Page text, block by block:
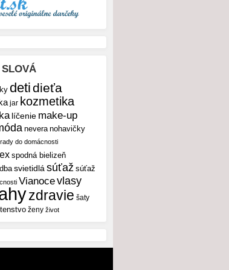
detidieťa
jar kozmetika
líčenie make-up
nevera nohavičky
rady do domácnosti
spodná bielizeň
svietidlá súťaž súťaž
Vianocevlasy
zdravie šaty
ženy život